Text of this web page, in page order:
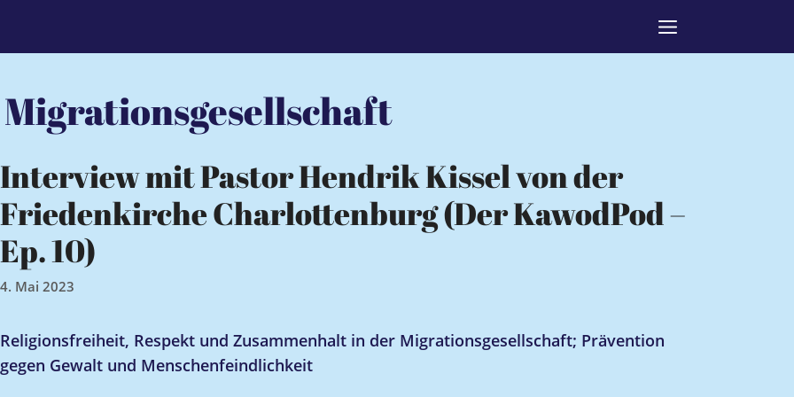
Migrationsgesellschaft
Interview mit Pastor Hendrik Kissel von der
Friedenkirche Charlottenburg (Der KawodPod –
Ep. 10)
4. Mai 2023
Religionsfreiheit, Respekt und Zusammenhalt in der Migrationsgesellschaft; Prävention
gegen Gewalt und Menschenfeindlichkeit